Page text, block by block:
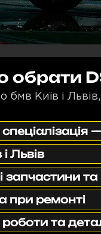
обрати
бмв Київ і
і Львів
запчастини та
при ремонті
роботи та